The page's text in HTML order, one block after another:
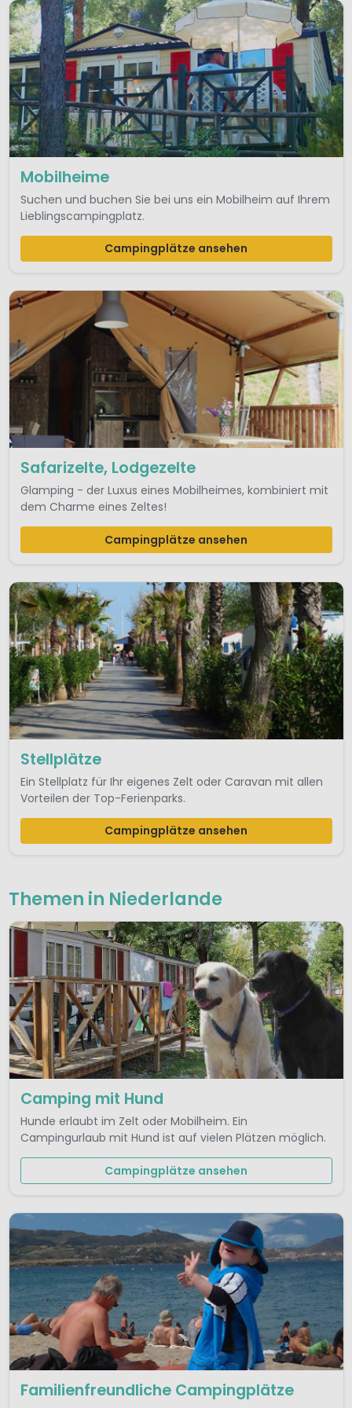
Mobilheime
Suchen und buchen Sie bei uns ein Mobilheim auf Ihrem
Lieblingscampingplatz.
Campingplätze ansehen
Safarizelte, Lodgezelte
Glamping - der Luxus eines Mobilheimes, kombiniert mit
dem Charme eines Zeltes!
Campingplätze ansehen
Stellplätze
Ein Stellplatz für Ihr eigenes Zelt oder Caravan mit allen
Vorteilen der Top-Ferienparks.
Campingplätze ansehen
Themen in Niederlande
Camping mit Hund
Hunde erlaubt im Zelt oder Mobilheim. Ein
Campingurlaub mit Hund ist auf vielen Plätzen möglich.
Campingplätze ansehen
Familienfreundliche Campingplätze